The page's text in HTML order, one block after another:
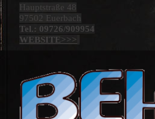
Hauptstraße 48
97502 Euerbach
Tel.: 09726/909954
WEBSITE>>>